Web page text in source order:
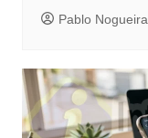
Pablo Nogueira